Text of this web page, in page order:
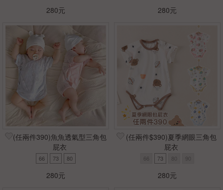
280元 280元
(任兩件390)魚魚透氣型三角包
屁衣
66 73 80
280元
(任兩件$390)夏季網眼三角包
屁衣
73 80
280元